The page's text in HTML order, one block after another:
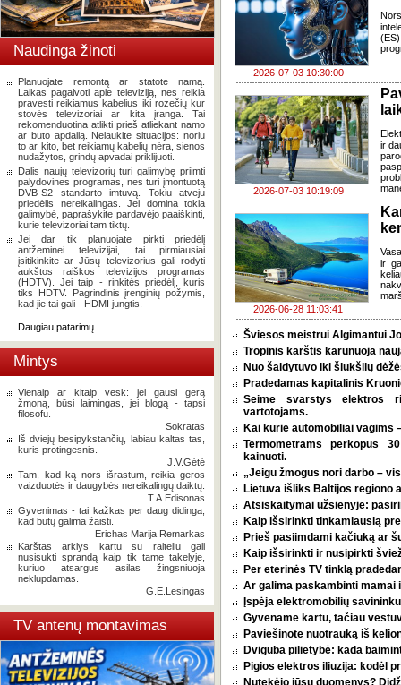
Naudinga žinoti
Planuojate remontą ar statote namą.
Laikas pagalvoti apie televiziją, nes reikia
pravesti reikiamus kabelius iki rozečių kur
stovės televizoriai ar kita įranga. Tai
rekomenduotina atlikti prieš atliekant namo
ar buto apdailą. Nelaukite situacijos: noriu
to ar kito, bet reikiamų kabelių nėra, sienos
nudažytos, grindų apvadai priklijuoti.
Dalis naujų televizorių turi galimybę priimti
palydovines programas, nes turi įmontuotą
DVB-S2 standarto imtuvą. Tokiu atveju
priedėlis nereikalingas. Jei domina tokia
galimybė, paprašykite pardavėjo paaiškinti,
kurie televizoriai tam tiktų.
Jei dar tik planuojate pirkti priedėlį
antžeminei televizijai, tai pirmiausiai
įsitikinkite ar Jūsų televizorius gali rodyti
aukštos raiškos televizijos programas
(HDTV). Jei taip - rinkitės priedėlį, kuris
tiks HDTV. Pagrindinis įrenginių požymis,
kad jie tai gali - HDMI jungtis.
Daugiau patarimų
Mintys
Vienaip ar kitaip vesk: jei gausi gerą
žmoną, būsi laimingas, jei blogą - tapsi
filosofu.
Sokratas
Iš dviejų besipykstančių, labiau kaltas tas,
kuris protingesnis.
J.V.Gėtė
Tam, kad ką nors išrastum, reikia geros
vaizduotės ir daugybės nereikalingų daiktų.
T.A.Edisonas
Gyvenimas - tai kažkas per daug didinga,
kad būtų galima žaisti.
Erichas Marija Remarkas
Karštas arklys kartu su raiteliu gali
nusisukti sprandą kaip tik tame takelyje,
kuriuo atsargus asilas žingsniuoja
neklupdamas.
G.E.Lesingas
TV antenų montavimas
2026-07-03 10:30:00
2026-07-03 10:19:09
ir
2026-06-28 11:03:41
ir
Šviesos meistrui Algimantui
Tropinis karštis karūnuoja
Nuo šaldytuvo iki šiukšlių
Pradedamas kapitalinis
Seime svarstys elektros
vartotojams.
Kai kurie automobiliai vagims
Termometrams perkopus
kainuoti.
„Jeigu žmogus nori darbo –
Lietuva išliks Baltijos regiono
Atsiskaitymai užsienyje:
Kaip išsirinkti tinkamiausią
Prieš pasiimdami kačiuką ar
Kaip išsirinkti ir nusipirkti
Per eterinės TV tinklą
Ar galima paskambinti mamai
Įspėja elektromobilių
Gyvename kartu, tačiau
Paviešinote nuotrauką iš
Dviguba pilietybė: kada
Pigios elektros iliuzija: kodėl
Nutekėjo jūsų duomenys?